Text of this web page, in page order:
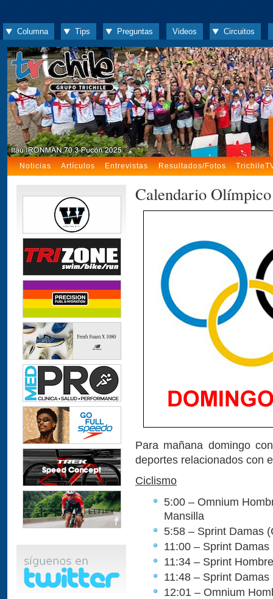
Columna Tips Preguntas Videos Circuitos
Noticias Artículos Entrevistas Resultados/Fotos
Calendario
Para mañana domingo
deportes relacionados con
Ciclismo
5:00 – Omnium
Mansilla
5:58 – Sprint Damas
11:00 – Sprint
11:34 – Sprint
11:48 – Sprint
12:01 – Omnium